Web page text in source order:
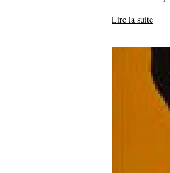
Lire la suite